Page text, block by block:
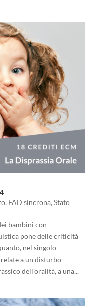
, FAD sincrona, Stato
bambini con
pone delle criticità
nel singolo
a un disturbo
dell’oralità, a una...